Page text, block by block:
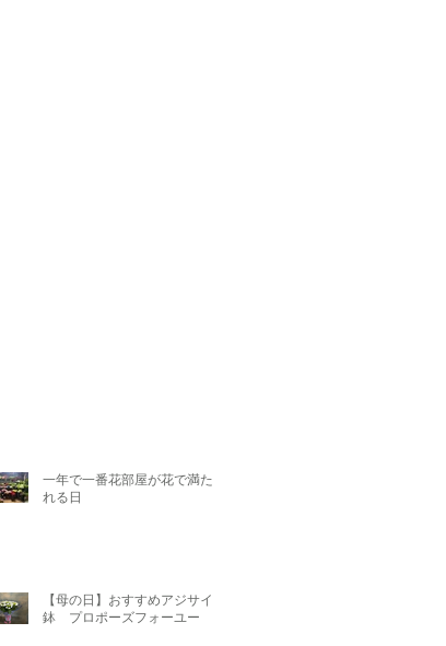
一年で一番花部屋が花で満たさ
れる日
【母の日】おすすめアジサイ
鉢 プロポーズフォーユー